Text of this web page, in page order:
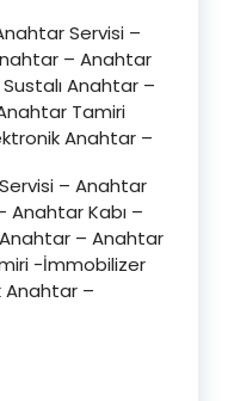
Servisi –
– Anahtar
Anahtar –
Tamiri
Anahtar –
– Anahtar
Anahtar Kabı –
– Anahtar
-İmmobilizer
Anahtar –